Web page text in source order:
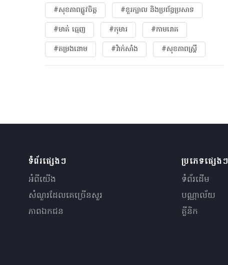
#សុខភាពផ្លូវចិត្ត
#ខួរក្បាល និងប្រព័ន្ធប្រសាទ
#មាត់ ធ្មេញ
#កុមារ
#កាមរោគ
#តម្រងនោម
#វ៉ាក់សាំង #សុខភាពស្រ្តី
ទំព័រផ្សេងៗ
អំពីយើង
សំណួរ​ដែលគេ​ច្រើន​សួរ
ភាពឯកជន
ប្រភេទផ្សេងៗ
ទំព័រដើម
បណ្ណាល័យ
គ្លីនិក